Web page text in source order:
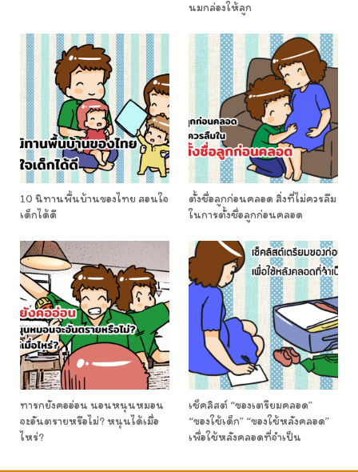
นมกล่องให้ลูก
10 นิทานพื้นบ้านของไทย สอนใจ
เด็กได้ดี
ตั้งชื่อลูกก่อนคลอด สิ่งที่ไม่ควรลืม
ในการตั้งชื่อลูกก่อนคลอด
ทารกยังคออ่อน นอนหนุนหมอน
จะอันตรายหรือไม่? หนุนได้เมื่อ
ไหร่?
เช็คลิสต์ “ของเตรียมคลอด”
“ของใช้เด็ก” “ของใช้หลังคลอด”
เพื่อใช้หลังคลอดที่จำเป็น